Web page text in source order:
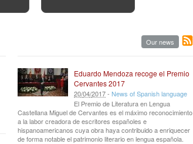
Our news
Eduardo Mendoza recoge el Premio
Cervantes 2017
20/04/2017- News of Spanish language
El Premio de Literatura en Lengua
Castellana Miguel de Cervantes es el máximo reconocimiento
a la labor creadora de escritores españoles e
hispanoamericanos cuya obra haya contribuido a enriquecer
de forma notable el patrimonio literario en lengua española.